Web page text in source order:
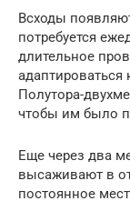
Всходы
потребуется
длительное
Полутора-
чтобы им было
Еще через два
высаживают в
постоянное